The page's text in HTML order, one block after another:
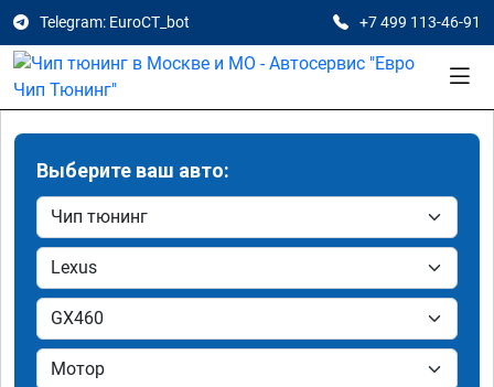
Telegram: EuroCT_bot +7 499 113-46-91
Выберите ваш авто: